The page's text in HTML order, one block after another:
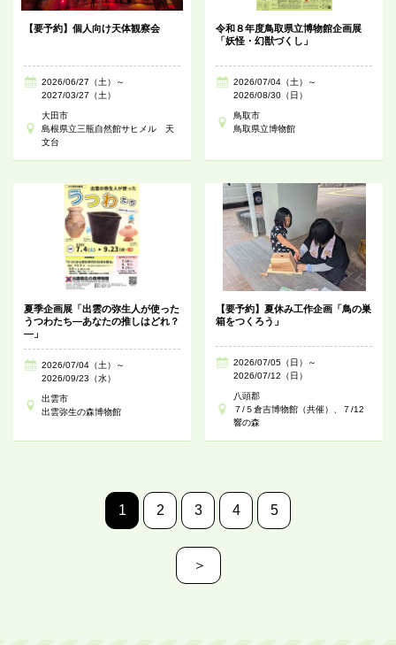
【要予約】個人向け天体観察会
2026/06/27（土）～
2027/03/27（土）
大田市
島根県立三瓶自然館サヒメル 天
文台
令和８年度鳥取県立博物館企画展
「妖怪・幻獣づくし」
2026/07/04（土）～
2026/08/30（日）
鳥取市
鳥取県立博物館
夏季企画展「出雲の弥生人が使った
うつわたち―あなたの推しはどれ？
―」
2026/07/04（土）～
2026/09/23（水）
出雲市
出雲弥生の森博物館
【要予約】夏休み工作企画「鳥の巣
箱をつくろう」
2026/07/05（日）～
2026/07/12（日）
八頭郡
７/５倉吉博物館（共催）、７/12
響の森
1 2 3 4 5
＞